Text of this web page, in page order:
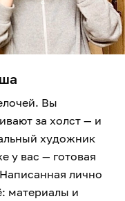
Вы
за холст — и
художник
у вас — готовая
лично
материалы и